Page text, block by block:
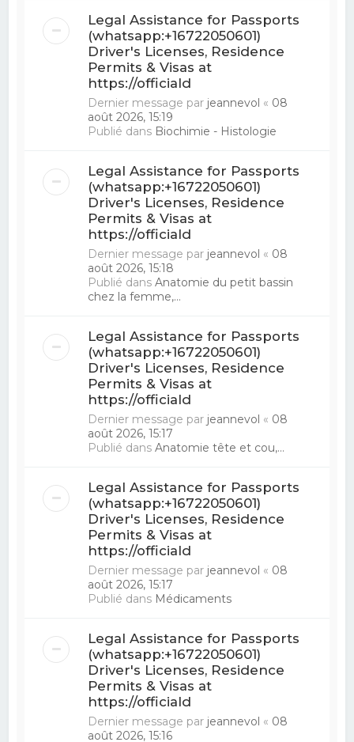
Legal Assistance for Passports
(whatsapp:+16722050601)
Driver's Licenses, Residence
Permits & Visas at
https://officiald
Dernier message par jeannevol « 08
août 2026, 15:19
Publié dans Biochimie - Histologie
Legal Assistance for Passports
(whatsapp:+16722050601)
Driver's Licenses, Residence
Permits & Visas at
https://officiald
Dernier message par jeannevol « 08
août 2026, 15:18
Publié dansAnatomie du petit bassin
chez la femme,...
Legal Assistance for Passports
(whatsapp:+16722050601)
Driver's Licenses, Residence
Permits & Visas at
https://officiald
Dernier message par jeannevol « 08
août 2026, 15:17
Publié dansAnatomie tête et cou,...
Legal Assistance for Passports
(whatsapp:+16722050601)
Driver's Licenses, Residence
Permits & Visas at
https://officiald
Dernier message par jeannevol « 08
août 2026, 15:17
Publié dans Médicaments
Legal Assistance for Passports
(whatsapp:+16722050601)
Driver's Licenses, Residence
Permits & Visas at
https://officiald
Dernier message par jeannevol « 08
août 2026, 15:16